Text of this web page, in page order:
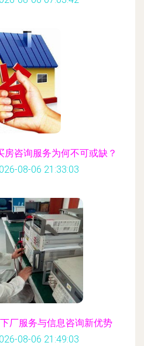
咨询服务为何不可或缺？
08-06 21:33:03
厂服务与信息咨询新优势
08-06 21:49:03